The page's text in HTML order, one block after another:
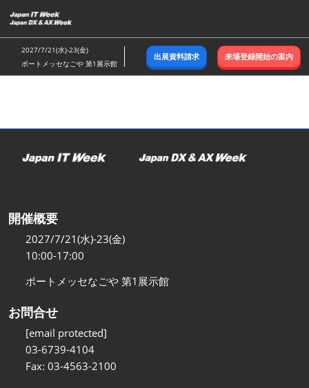
キ
ッ
し
む
2027/7/21(水)-23(金)
ポートメッセなごや 第1展示館
出展資料請求 来場登録開始の案内
開催概要
2027/7/21(水)-23(金)
10:00-17:00
ポートメッセなごや 第1展示館
お問合せ
[email protected]
03-6739-4104
Fax: 03-4563-2100